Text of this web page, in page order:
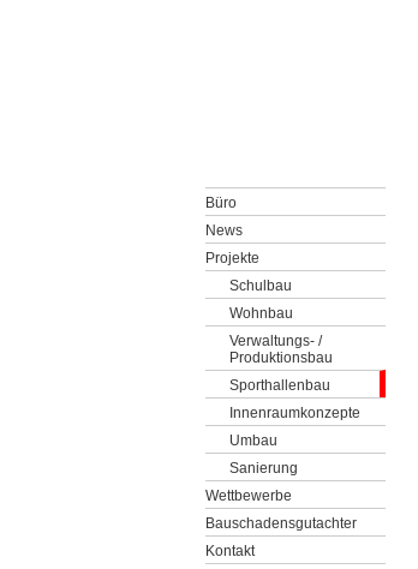
Büro
News
Projekte
Schulbau
Wohnbau
Verwaltungs- /
Produktionsbau
Sporthallenbau
Innenraumkonzepte
Umbau
Sanierung
Wettbewerbe
Bauschadensgutachter
Kontakt